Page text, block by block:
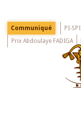
mainMenu
Top
Communiqué PI-SPI
Prix Abdoulaye FADIGA